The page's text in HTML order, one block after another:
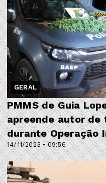
GERAL
14/11/2023 • 09:56
PMMS de Guia
apreende autor
durante Operação